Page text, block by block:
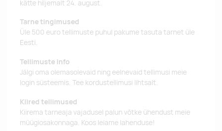
kätte hiljemalt 24. august.
Tarne tingimused
Üle 500 euro tellimuste puhul pakume tasuta tarnet üle
Eesti.
Tellimuste info
Jälgi oma olemasolevaid ning eelnevaid tellimusi meie
login süsteemis. Tee kordustellimusi lihtsalt.
Kiired tellimused
Kiirema tarneaja vajadusel palun võtke ühendust meie
müügiosakonnaga. Koos leiame lahenduse!